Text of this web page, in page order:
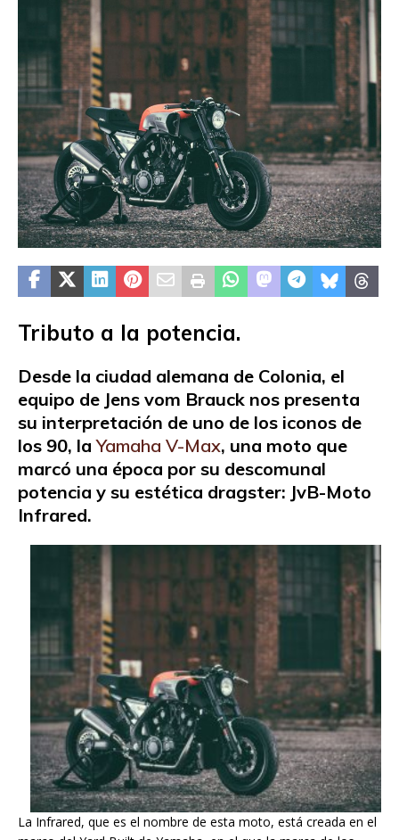
Tributo a la potencia.
Desde la ciudad alemana de Colonia, el
equipo de Jens vom Brauck nos presenta
su interpretación de uno de los iconos de
los 90, laYamaha V-Max, una moto que
marcó una época por su descomunal
potencia y su estética dragster: JvB-Moto
Infrared.
La Infrared, que es el nombre de esta moto, está creada en el